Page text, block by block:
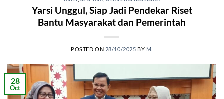
Yarsi Unggul, Siap Jadi Pendekar Riset
Bantu Masyarakat dan Pemerintah
POSTED ON 28/10/2025 BY M.
28
Oct